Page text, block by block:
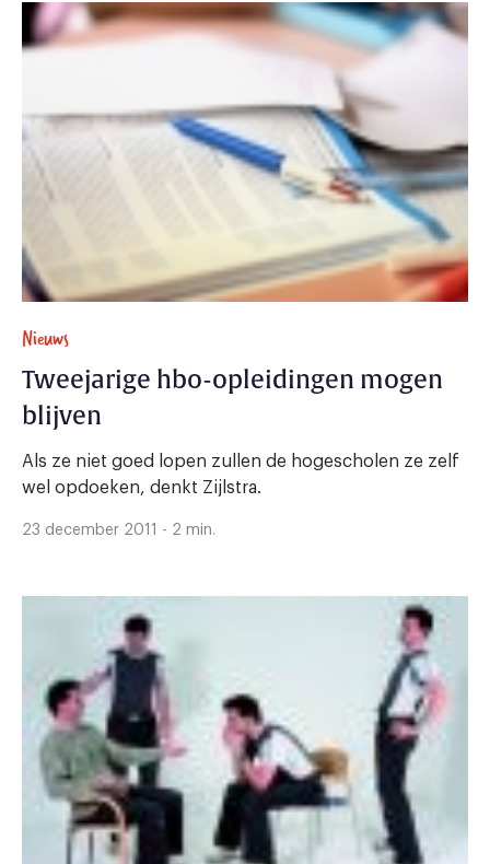
Nieuws
Tweejarige hbo-opleidingen mogen
blijven
Als ze niet goed lopen zullen de hogescholen ze zelf
wel opdoeken, denkt Zijlstra.
23 december 2011 - 2 min.